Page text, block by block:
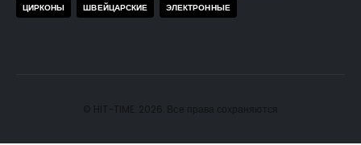
ЦИРКОНЫ ШВЕЙЦАРСКИЕ ЭЛЕКТРОННЫЕ
© HIT-TIME. 2026. Все права сохраняются